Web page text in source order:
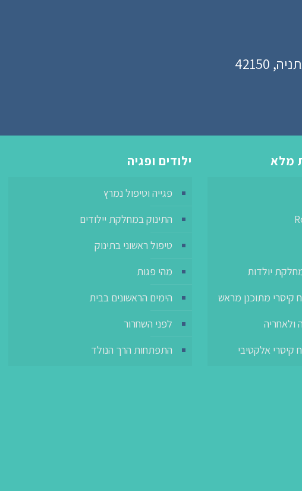
מלא
יולדות
קיסרי מתוכנן מראש
קיסרי אלקטיבי
ילודים ופגיה
פגייה וטיפול נמרץ
התינוק במחלקת יילודים
טיפול ראשוני בתינוק
מהי פגות
הימים הראשונים בבית
לפני השחרור
התפתחות הרך הנולד